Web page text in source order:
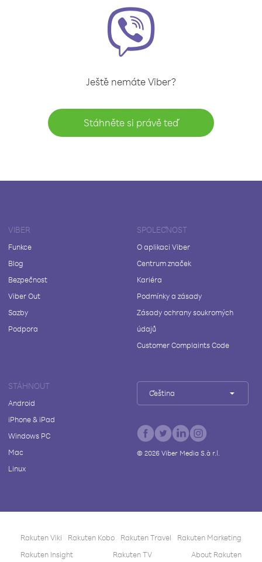
Ještě nemáte Viber?
Stáhněte si právě teď
VIBER
Funkce
Blog
Bezpečnost
Viber Out
Sazby
Podpora
SPOLEČNOST
O aplikaci Viber
Centrum značek
Kariéra
Podmínky a zásady
Zásady ochrany soukromých
údajů
Customer Complaints Code
STÁHNOUT
Android
iPhone & iPad
Windows PC
Mac
Linux
Čeština
© 2026Viber Media S.à r.l.
Rakuten Viki Rakuten Kobo Rakuten Travel
Rakuten Marketing
Rakuten Insight
Rakuten TV About Rakuten